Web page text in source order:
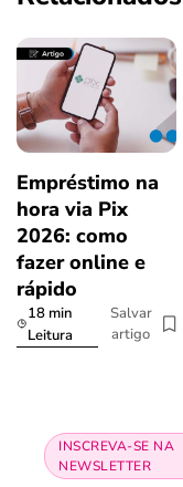
Empréstimo na
hora via Pix
2026: como
fazer online e
rápido
18 min
Leitura
Salvar
artigo
INSCREVA-SE NA
NEWSLETTER